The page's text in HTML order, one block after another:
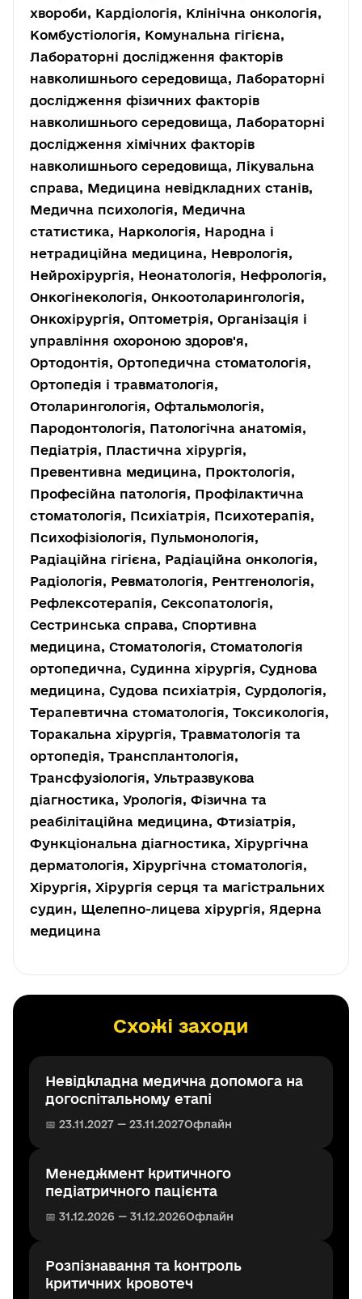
хвороби, Кардіологія, Клінічна онкологія,
Комбустіологія, Комунальна гігієна,
Лабораторні дослідження факторів
навколишнього середовища, Лабораторні
дослідження фізичних факторів
навколишнього середовища, Лабораторні
дослідження хімічних факторів
навколишнього середовища, Лікувальна
справа, Медицина невідкладних станів,
Медична психологія, Медична
статистика, Наркологія, Народна і
нетрадиційна медицина, Неврологія,
Нейрохірургія, Неонатологія, Нефрологія,
Онкогінекологія, Онкоотоларингологія,
Онкохірургія, Оптометрія, Організація і
управління охороною здоров'я,
Ортодонтія, Ортопедична стоматологія,
Ортопедія і травматологія,
Отоларингологія, Офтальмологія,
Пародонтологія, Патологічна анатомія,
Педіатрія, Пластична хірургія,
Превентивна медицина, Проктологія,
Професійна патологія, Профілактична
стоматологія, Психіатрія, Психотерапія,
Психофізіологія, Пульмонологія,
Радіаційна гігієна, Радіаційна онкологія,
Радіологія, Ревматологія, Рентгенологія,
Рефлексотерапія, Сексопатологія,
Сестринська справа, Спортивна
медицина, Стоматологія, Стоматологія
ортопедична, Судинна хірургія, Суднова
медицина, Судова психіатрія, Сурдологія,
Терапевтична стоматологія, Токсикологія,
Торакальна хірургія, Травматологія та
ортопедія, Трансплантологія,
Трансфузіологія, Ультразвукова
діагностика, Урологія, Фізична та
реабілітаційна медицина, Фтизіатрія,
Функціональна діагностика, Хірургічна
дерматологія, Хірургічна стоматологія,
Хірургія, Хірургія серця та магістральних
судин, Щелепно-лицева хірургія, Ядерна
медицина
Схожі заходи
Невідкладна медична допомога на
догоспітальному етапі
📅 23.11.2027 — 23.11.2027Офлайн
Менеджмент критичного
педіатричного пацієнта
📅 31.12.2026 — 31.12.2026Офлайн
Розпізнавання та контроль
критичних кровотеч